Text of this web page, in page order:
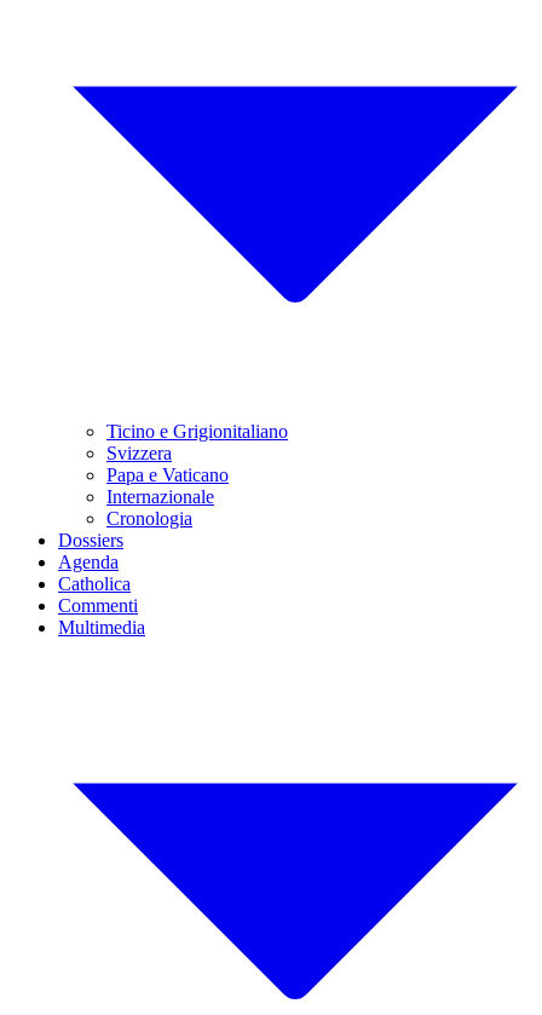
Ticino e Grigionitaliano
Svizzera
Papa e Vaticano
Internazionale
Cronologia
Dossiers
Agenda
Catholica
Commenti
Multimedia